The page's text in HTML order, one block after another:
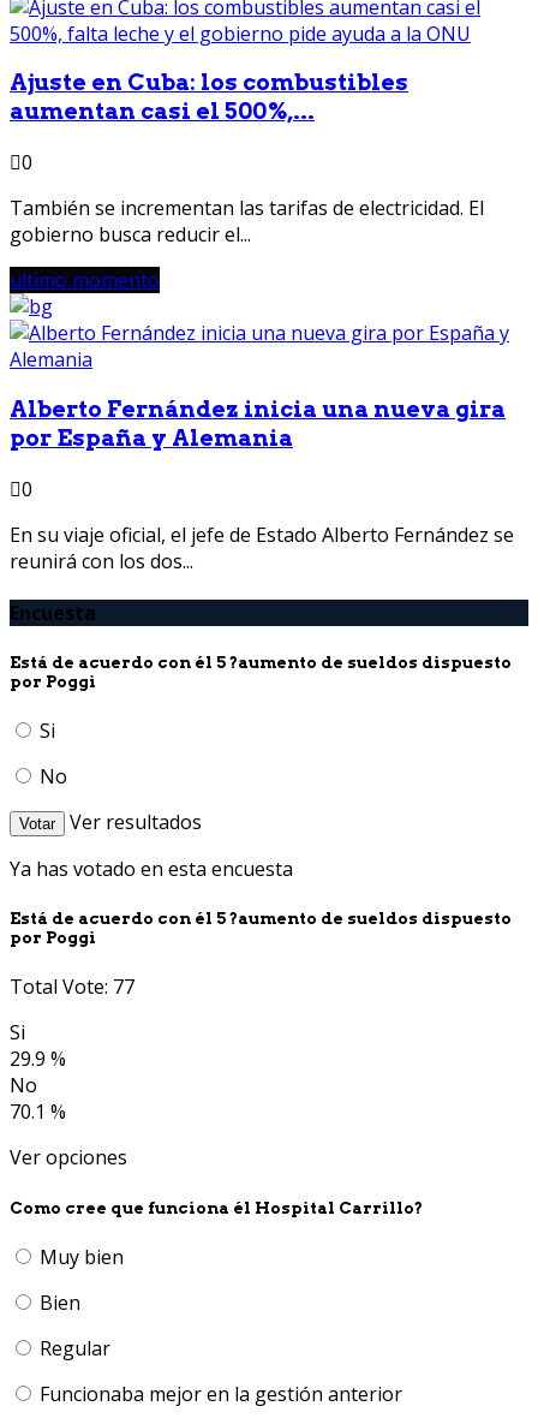
Ajuste en Cuba: los combustibles
aumentan casi el 500%,...
0
También se incrementan las tarifas de electricidad. El
gobierno busca reducir el...
ultimo momento
Alberto Fernández inicia una nueva gira
por España y Alemania
0
En su viaje oficial, el jefe de Estado Alberto Fernández se
reunirá con los dos...
Encuesta
Está de acuerdo con él 5 ?aumento de sueldos dispuesto
por Poggi
Si
No
Votar
Ver resultados
Ya has votado en esta encuesta
Está de acuerdo con él 5 ?aumento de sueldos dispuesto
por Poggi
Total Vote: 77
Si
29.9 %
No
70.1 %
Ver opciones
Como cree que funciona él Hospital Carrillo?
Muy bien
Bien
Regular
Funcionaba mejor en la gestión anterior